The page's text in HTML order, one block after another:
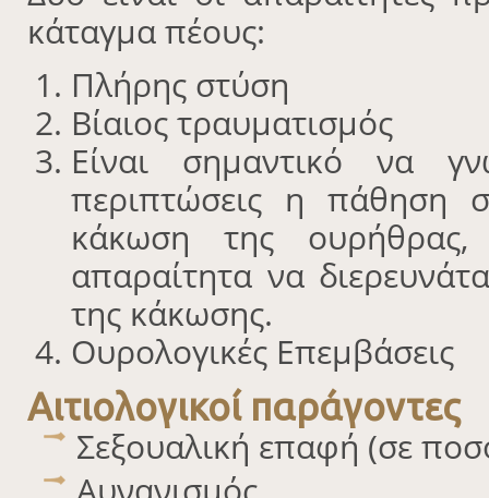
κάταγμα πέους:
Πλήρης στύση
Βίαιος τραυματισμός
Είναι σημαντικό να
περιπτώσεις η πάθηση
κάκωση της
απαραίτητα να
της κάκωσης.
Ουρολογικές Επεμβάσεις
Αιτιολογικοί παράγοντες
Σεξουαλική επαφή (σε